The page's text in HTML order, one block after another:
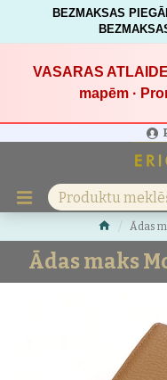
BEZMAKSAS
VASARAS
mapēm ·
Ādas
Ādas maks